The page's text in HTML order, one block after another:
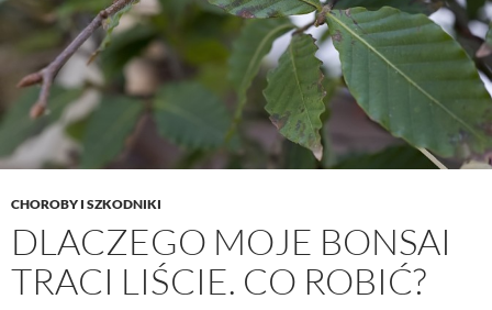
CHOROBY I SZKODNIKI
DLACZEGO MOJE BONSAI
TRACI LIŚCIE. CO ROBIĆ?